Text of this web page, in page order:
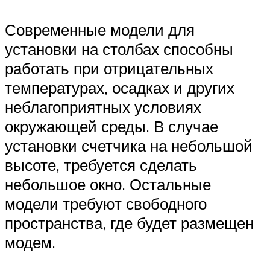
Современные модели для
установки на столбах способны
работать при отрицательных
температурах, осадках и других
неблагоприятных условиях
окружающей среды. В случае
установки счетчика на небольшой
высоте, требуется сделать
небольшое окно. Остальные
модели требуют свободного
пространства, где будет размещен
модем.